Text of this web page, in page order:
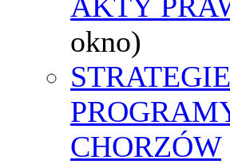
okno)
CHORZÓW